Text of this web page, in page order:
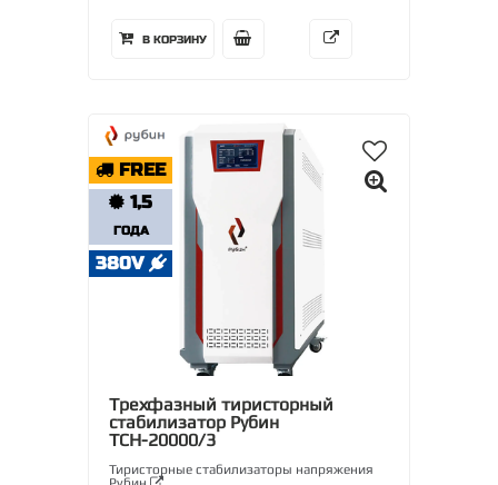
В КОРЗИНУ
FREE
1,5
ГОДА
380V
Трехфазный тиристорный
стабилизатор Рубин
ТСН-20000/3
Тиристорные стабилизаторы напряжения